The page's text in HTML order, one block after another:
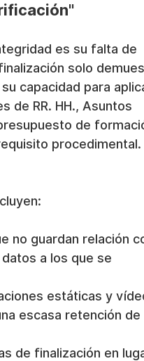
es su falta de
solo
capacidad para
de RR. HH., Asuntos
de
procedimental.
no guardan relación
a los que se
estáticas y
escasa retención de
de finalización en